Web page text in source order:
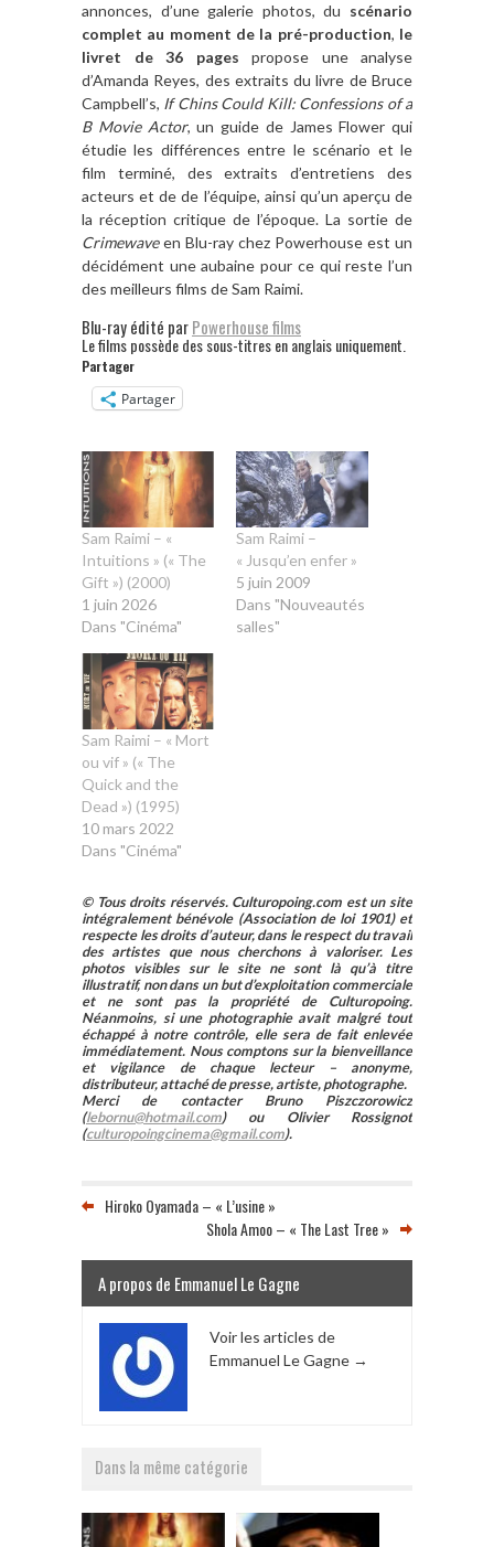
annonces, d’une galerie photos, du scénario
complet au moment de la pré-production, le
livret de 36 pages propose une analyse
d’Amanda Reyes, des extraits du livre de Bruce
Campbell’s, If Chins Could Kill: Confessions of a
B Movie Actor, un guide de James Flower qui
étudie les différences entre le scénario et le
film terminé, des extraits d’entretiens des
acteurs et de de l’équipe, ainsi qu’un aperçu de
la réception critique de l’époque. La sortie de
Crimewaveen Blu-ray chez Powerhouse est un
décidément une aubaine pour ce qui reste l’un
des meilleurs films de Sam Raimi.
Blu-ray édité parPowerhouse films
Le films possède des sous-titres en anglais uniquement.
Partager
Partager
Sam Raimi – «
Intuitions » (« The
Gift ») (2000)
1 juin 2026
Dans "Cinéma"
Sam Raimi –
« Jusqu’en enfer »
5 juin 2009
Dans "Nouveautés
salles"
Sam Raimi – « Mort
ou vif » (« The
Quick and the
Dead ») (1995)
10 mars 2022
Dans "Cinéma"
© Tous droits réservés. Culturopoing.com est un site
intégralement bénévole (Association de loi 1901) et
respecte les droits d’auteur, dans le respect du travail
des artistes que nous cherchons à valoriser. Les
photos visibles sur le site ne sont là qu’à titre
illustratif, non dans un but d’exploitation commerciale
et ne sont pas la propriété de Culturopoing.
Néanmoins, si une photographie avait malgré tout
échappé à notre contrôle, elle sera de fait enlevée
immédiatement. Nous comptons sur la bienveillance
et vigilance de chaque lecteur – anonyme,
distributeur, attaché de presse, artiste, photographe.
Merci de contacter Bruno Piszczorowicz
(lebornu@hotmail.com) ou Olivier Rossignot
(culturopoingcinema@gmail.com).
Hiroko Oyamada – « L’usine »
Shola Amoo – « The Last Tree »
A propos de Emmanuel Le Gagne
Voir les articles de
Emmanuel Le Gagne →
Dans la même catégorie